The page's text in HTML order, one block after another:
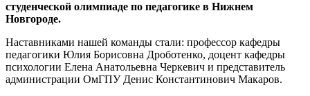
студенческой олимпиаде по педагогике в Нижнем
Новгороде.
Наставниками нашей команды стали: профессор кафедры
педагогики Юлия Борисовна Дроботенко, доцент кафедры
психологии Елена Анатольевна Черкевич и представитель
администрации ОмГПУ Денис Константинович Макаров.